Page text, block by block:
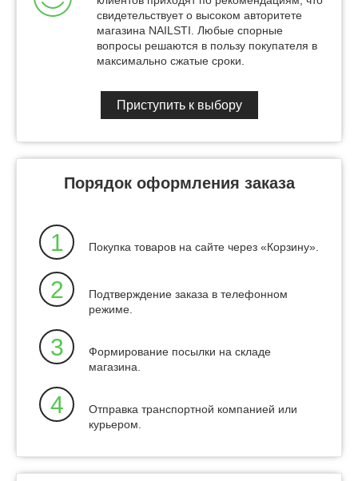
свидетельствует о высоком авторитете
магазина NAILSTI. Любые спорные
вопросы решаются в пользу покупателя в
максимально сжатые сроки.
Приступить к выбору
Порядок оформления заказа
1 Покупка товаров на сайте через «Корзину».
2
Подтверждение заказа в телефонном
режиме.
3
Формирование посылки на складе
магазина.
4
Отправка транспортной компанией или
курьером.